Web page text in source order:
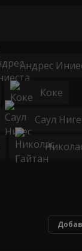
Андрес
Коке
Саул